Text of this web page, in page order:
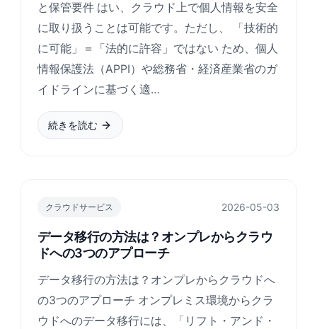
と保管要件 はい、クラウド上で個人情報を安全
に取り扱うことは可能です。ただし、 「技術的
に可能」＝「法的に許容」ではない ため、個人
情報保護法（APPI）や総務省・経済産業省のガ
イドラインに基づく適…
続きを読む
クラウドサービス 2026-05-03
データ移行の方法は？オンプレからクラウ
ドへの3つのアプローチ
データ移行の方法は？オンプレからクラウドへ
の3つのアプローチ オンプレミス環境からクラ
ウドへのデータ移行には、「リフト・アンド・